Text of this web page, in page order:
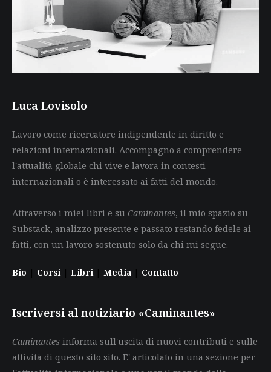
Luca Lovisolo
Lavoro come ricercatore indipendente in diritto e
relazioni internazionali. Accompagno a comprendere
l'attualità globale chi vive e lavora in contesti
internazionali o è interessato ai fatti del mondo.
Attraverso i miei libri e su Caminantes, il mio spazio su
Substack, analizzo presente e passato restando fedele ai
fatti, con un lavoro sostenuto solo da chi mi segue.
Bio | Corsi | Libri | Media | Contatto
Iscriversi al notiziario «Caminantes»
Caminantes informa sull'uscita di nuovi contributi e sulle
attività di questo sito sito. E' articolato in una sezione per